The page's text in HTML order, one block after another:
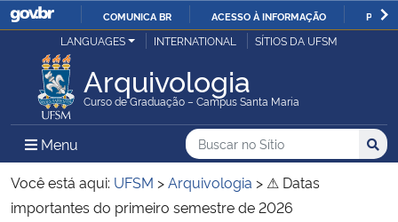
IR
O
COMUNICA BR ACESSO À INFORMAÇÃO
Ministério da Justiça e Segurança Pública
Ministério da Defesa
Ministério das Relações Exteriores
LANGUAGES INTERNATIONAL SÍTIOS DA UFSM
Arquivologia
Curso de Graduação – Campus Santa Maria
Menu Menu Principal do Sítio
Busca
Buscar no no Sítio
Busca:
Você está aqui: UFSM >Arquivologia > ⚠ Datas
importantes do primeiro semestre de 2026